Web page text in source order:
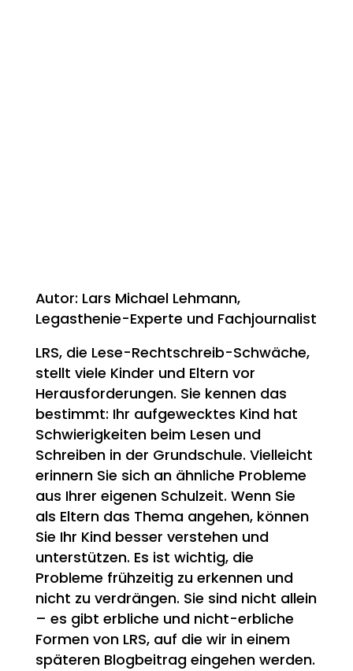
Autor: Lars Michael Lehmann,
Legasthenie-Experte und Fachjournalist
LRS, die Lese-Rechtschreib-Schwäche,
stellt viele Kinder und Eltern vor
Herausforderungen. Sie kennen das
bestimmt: Ihr aufgewecktes Kind hat
Schwierigkeiten beim Lesen und
Schreiben in der Grundschule. Vielleicht
erinnern Sie sich an ähnliche Probleme
aus Ihrer eigenen Schulzeit. Wenn Sie
als Eltern das Thema angehen, können
Sie Ihr Kind besser verstehen und
unterstützen. Es ist wichtig, die
Probleme frühzeitig zu erkennen und
nicht zu verdrängen. Sie sind nicht allein
– es gibt erbliche und nicht-erbliche
Formen von LRS, auf die wir in einem
späteren Blogbeitrag eingehen werden.